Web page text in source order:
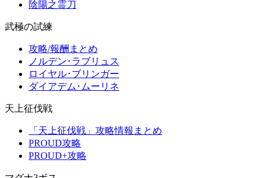
陰陽之霊刀
武極の試練
攻略/報酬まとめ
ノルデン･ラブリュス
ロイヤル･ブリンガー
ダイアデム･ムーリネ
天上征伐戦
「天上征伐戦」攻略情報まとめ
PROUD攻略
PROUD+攻略